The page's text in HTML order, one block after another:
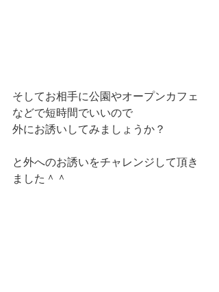
そしてお相手に公園やオープンカフェ
などで短時間でいいので
外にお誘いしてみましょうか？
と外へのお誘いをチャレンジして頂き
ました＾＾